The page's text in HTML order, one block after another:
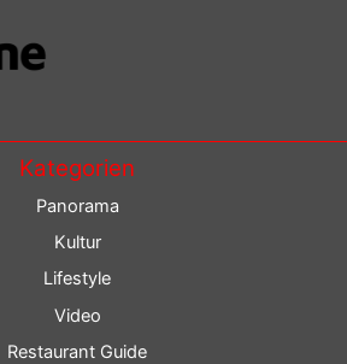
Kategorien
Panorama
Kultur
Lifestyle
Video
Restaurant Guide